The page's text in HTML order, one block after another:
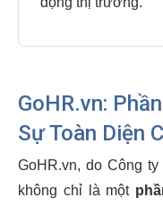
GoHR.vn:
Sự Toàn Diện
GoHR.vn, do Công
không chỉ là một